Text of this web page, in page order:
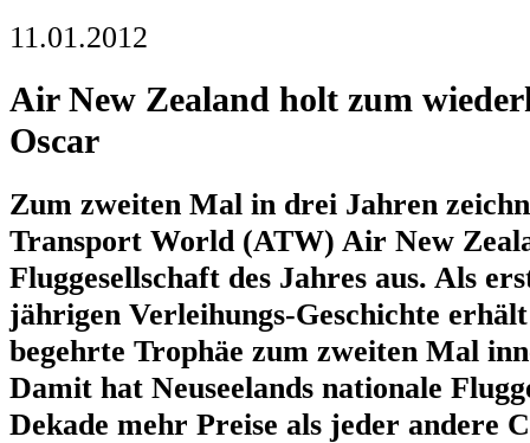
11.01.2012
Air New Zealand holt zum
Oscar
Zum zweiten Mal in drei Jahren
Transport World (ATW) Air New
Fluggesellschaft des Jahres aus. Als
jährigen Verleihungs-Geschichte
begehrte Trophäe zum zweiten Mal
Damit hat Neuseelands nationale
Dekade mehr Preise als jeder andere